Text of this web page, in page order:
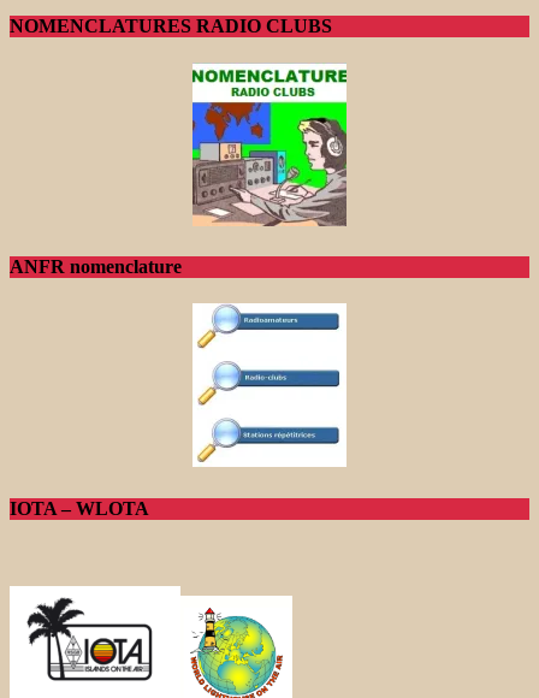
NOMENCLATURES RADIO CLUBS
ANFR nomenclature
IOTA – WLOTA